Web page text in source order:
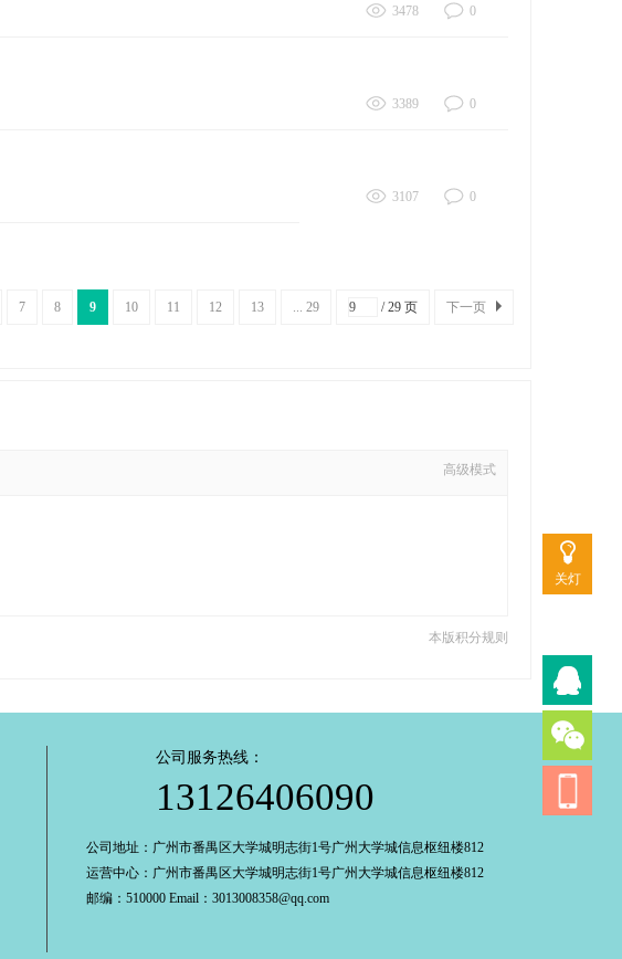
关灯
3478 0
3389 0
3107 0
7 8 9 10 11 12 13 ... 29 / 29 页 下一页
高级模式
本版积分规则
公司服务热线：
13126406090
公司地址：广州市番禺区大学城明志街1号广州大学城信息枢纽楼812
运营中心：广州市番禺区大学城明志街1号广州大学城信息枢纽楼812
邮编：510000 Email：3013008358@qq.com